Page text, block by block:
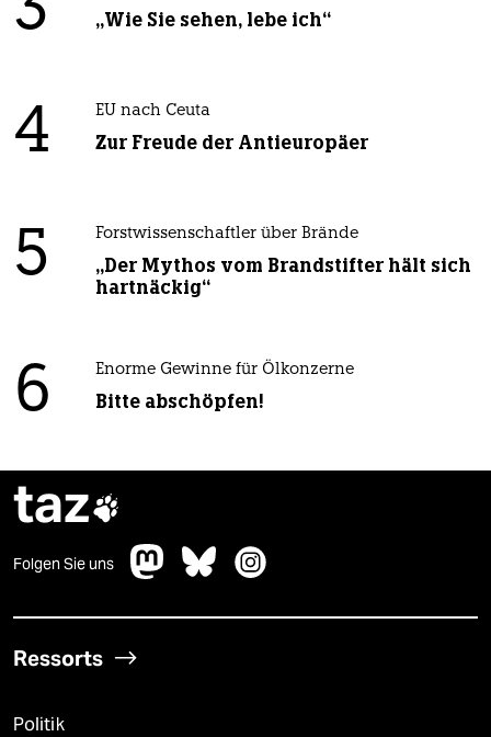
„Wie Sie sehen, lebe ich“
4 EU nach Ceuta
Zur Freude der Antieuropäer
5 Forstwissenschaftler über Brände
„Der Mythos vom Brandstifter hält sich
hartnäckig“
6 Enorme Gewinne für Ölkonzerne
Bitte abschöpfen!
taz
Folgen Sie uns
Ressorts
Politik